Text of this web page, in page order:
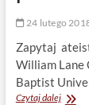
24 lutego
Zapytaj
William Lane
Baptist
Czytaj dalejZapytaj